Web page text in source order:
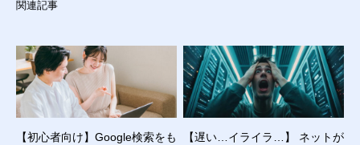
関連記事
【初心者向け】Google検索をも
【遅い…イライラ…】 ネットが